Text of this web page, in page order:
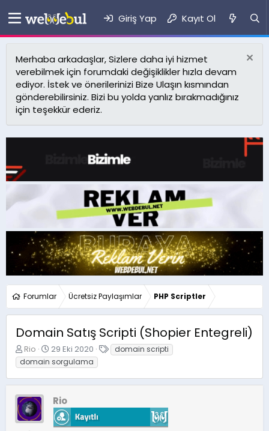
Giriş Yap Kayıt Ol
Merhaba arkadaşlar, Sizlere daha iyi hizmet
verebilmek için forumdaki değişiklikler hızla devam
ediyor. İstek ve önerilerinizi Bize Ulaşın kısmından
gönderebilirsiniz. Bizi bu yolda yanlız bırakmadığınız
için teşekkür ederiz.
Forumlar Ücretsiz Paylaşımlar PHP Scriptler
Domain Satış Scripti (Shopier Entegreli)
K
o
n
u
u
b
a
Rio
B
a
ş
l
n
g
29 Eki 2020
E
k
e
domain scripti
domain sorgulama
Rio